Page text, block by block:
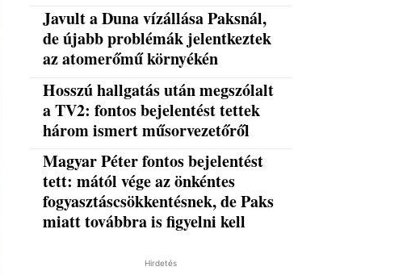
Javult a Duna vízállása Paksnál,
de újabb problémák jelentkeztek
az atomerőmű környékén
Hosszú hallgatás után megszólalt
a TV2: fontos bejelentést tettek
három ismert műsorvezetőről
Magyar Péter fontos bejelentést
tett: mától vége az önkéntes
fogyasztáscsökkentésnek, de Paks
miatt továbbra is figyelni kell
Hirdetés